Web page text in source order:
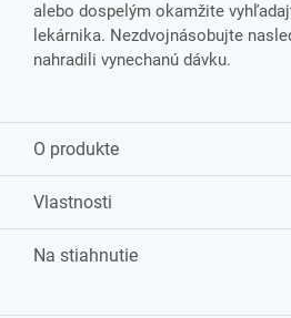
alebo dospelým okamžite
lekárnika. Nezdvojnásobujte
nahradili vynechanú dávku.
O produkte
Vlastnosti
Na stiahnutie